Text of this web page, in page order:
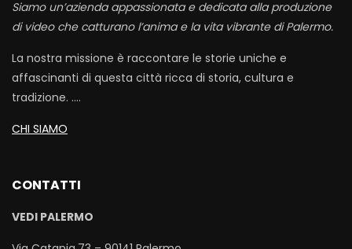
Siamo un’azienda appassionata e dedicata alla produzione
di video che catturano l’anima e la vita vibrante di Palermo.
La nostra missione è raccontare le storie uniche e
affascinanti di questa città ricca di storia, cultura e
tradizione. ….
CHI SIAMO
CONTATTI
VEDI PALERMO